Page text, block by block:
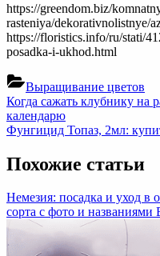
https://greendom.biz/
rasteniya/dekorativnolistnye/
https://floristics.info/ru/stati/
posadka-i-ukhod.html
Выращивание цветов
Навигация
по
Previous
Post:
Когда сажать клубнику на
календарю
Next
Фунгицид Топаз, 2мл:
Похожие статьи
Немезия: посадка и уход в
сорта с фото и названиями